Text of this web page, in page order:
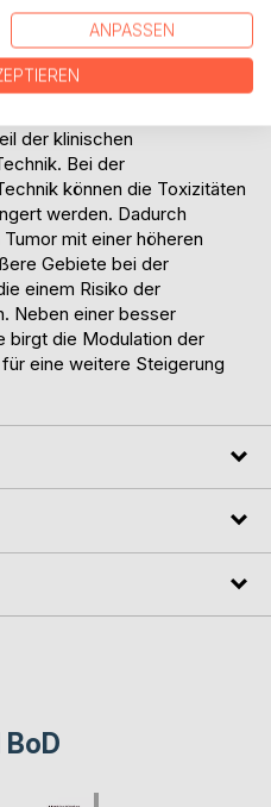
Hohe
Dosisverteilung ist
eines IMRT Systems von
in der Größe des
der klinischen
Bei der
können die Toxizitäten
werden. Dadurch
mit einer höheren
Gebiete bei der
einem Risiko der
Neben einer besser
birgt die Modulation der
eine weitere Steigerung
BoD
ANPASSEN